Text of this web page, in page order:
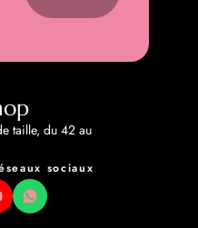
taille, du 42 au
sociaux